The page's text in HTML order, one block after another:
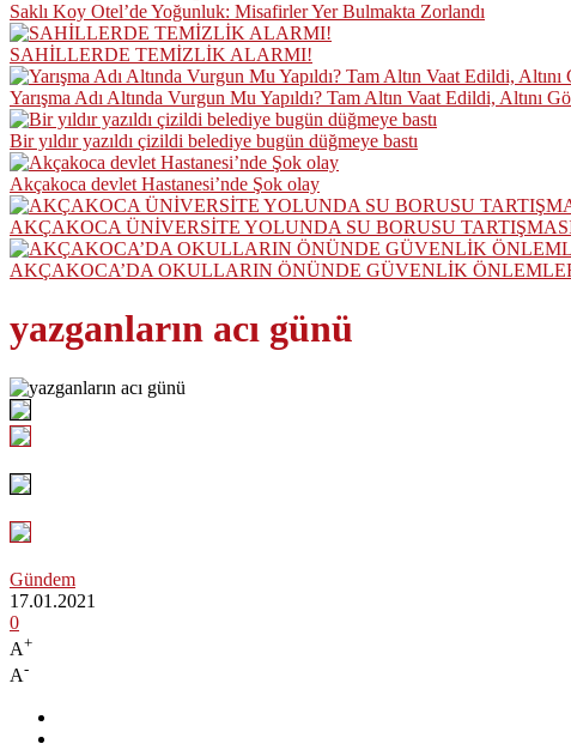
Saklı Koy Otel’de Yoğunluk: Misafirler Yer Bulmakta Zorlandı
SAHİLLERDE TEMİZLİK ALARMI!
Yarışma Adı Altında Vurgun Mu Yapıldı? Tam Altın Vaat Edildi, Altını
Bir yıldır yazıldı çizildi belediye bugün düğmeye bastı
Akçakoca devlet Hastanesi’nde Şok olay
AKÇAKOCA ÜNİVERSİTE YOLUNDA SU BORUSU
AKÇAKOCA’DA OKULLARIN ÖNÜNDE GÜVENLİK
yazganların acı günü
Gündem
17.01.2021
0
A+
A-